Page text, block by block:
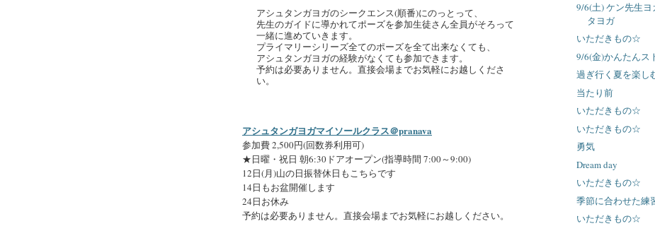
アシュタンガヨガのシークエンス(順番)にのっとって、
先生のガイドに導かれてポーズを参加生徒さん全員がそろって
一緒に進めていきます。
プライマリーシリーズ全てのポーズを全て出来なくても、
アシュタンガヨガの経験がなくても参加できます。
予約は必要ありません。直接会場までお気軽にお越しくださ
い。
アシュタンガヨガマイソールクラス＠pranava
参加費 2,500円(回数券利用可)
★日曜・祝日 朝6:30ドアオープン(指導時間 7:00～9:00)
12日(月)山の日振替休日もこちらです
14日もお盆開催します
24日お休み
予約は必要ありません。直接会場までお気軽にお越しください。
9/6(土) ケン先生
タヨガ
いただきもの☆
9/6(金)かんたんス
過ぎ行く夏を楽し
当たり前
いただきもの☆
いただきもの☆
勇気
Dream day
いただきもの☆
季節に合わせた練
いただきもの☆